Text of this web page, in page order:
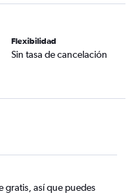
Flexibilidad
Sin tasa de cancelación
gratis, así que puedes